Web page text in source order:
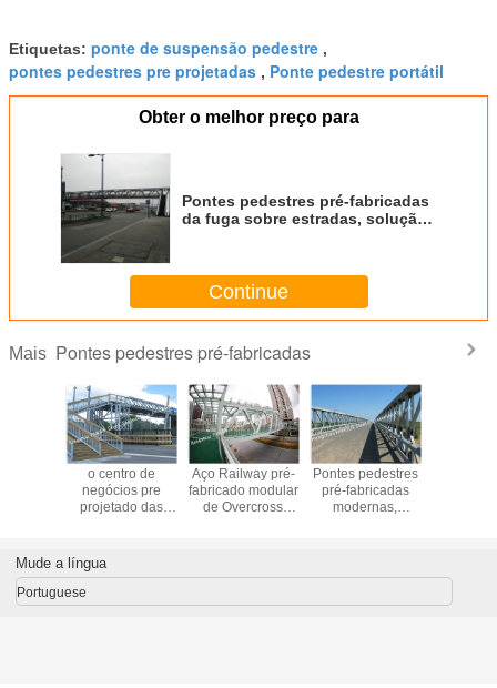
Etiquetas: ponte de suspensão pedestre ,
pontes pedestres pre projetadas , Ponte pedestre portátil
Obter o melhor preço para
Pontes pedestres pré-fabricadas
da fuga sobre estradas, solução
Continue
Mais Pontes pedestres pré-fabricadas
da
estrada
o centro de
negócios pre
projetado das
7.3m resolve o
tráfego
congestionado
Aço Railway pré-
fabricado modular
de Overcross
Pontes pedestres
pré-fabricadas
modernas,
superior do
Bailey
tráfego
Mude a língua
Portuguese